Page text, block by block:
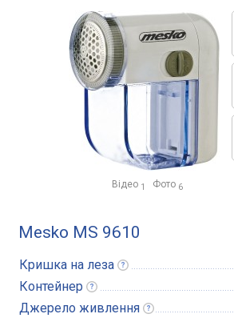
Відео 1 Фото 6
Mesko MS 9610
Кришка на леза
Контейнер
Джерело живлення